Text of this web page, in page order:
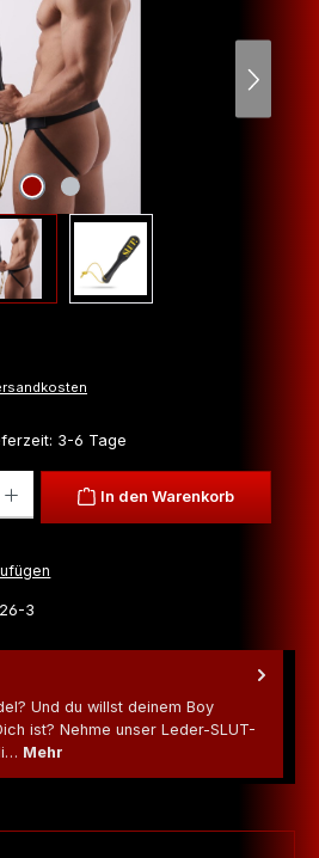
3-6 Tage
In den Warenkorb
3
Und du willst deinem Boy
ist? Nehme unser Leder-SLUT-
Mehr